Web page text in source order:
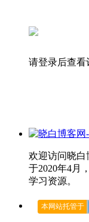
请登录后查看
欢迎访问晓
于2020年4月
学习资源。
本网站托管于